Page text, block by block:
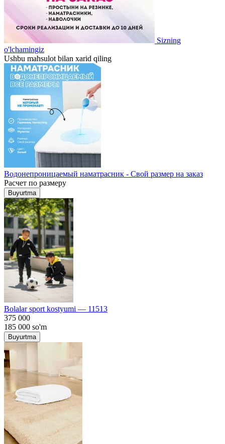
Sizning
o'lchamingiz
Ushbu mahsulot bilan xarid qiling
Водонепроницаемый наматрасник - Свой размер на заказ
Расчет по размеру
Buyurtma
Bolalar sport kostyumi — 11513
375 000
185 000 so'm
Buyurtma